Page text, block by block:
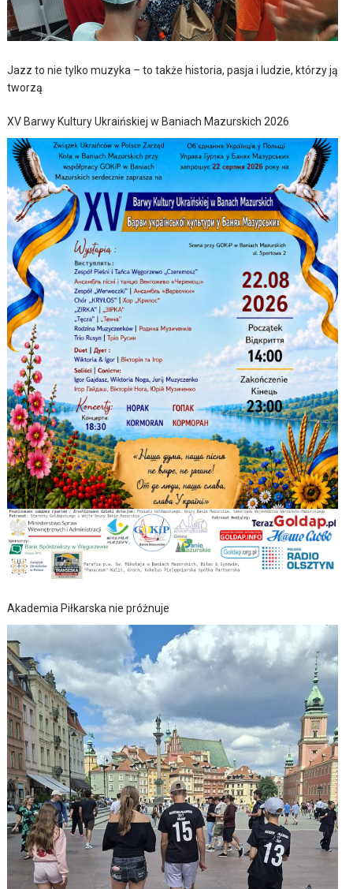
Jazz to nie tylko muzyka – to także historia, pasja i ludzie, którzy ją
tworzą
XV Barwy Kultury Ukraińskiej w Baniach Mazurskich 2026
Akademia Piłkarska nie próżnuje